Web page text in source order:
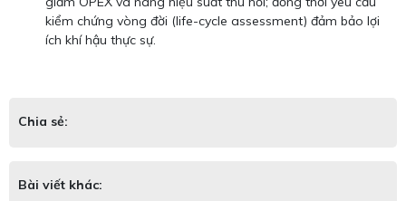
kiểm chứng vòng đời (life-cycle assessment) đảm bảo lợi
ích khí hậu thực sự.
Chia sẻ:
Bài viết khác: